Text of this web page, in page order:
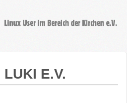
LUKI E.V.